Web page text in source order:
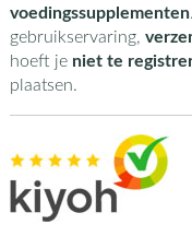
voedingssupplementen
gebruikservaring,
hoeft je niet te
plaatsen.